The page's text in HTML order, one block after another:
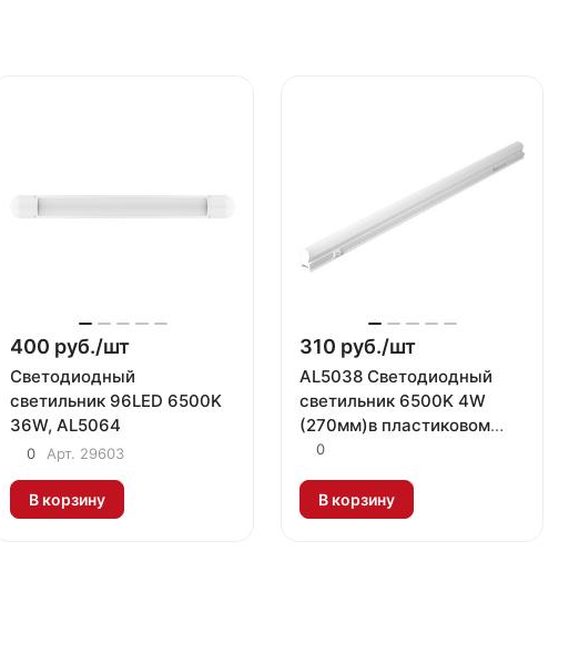
400 руб./шт
Светодиодный
светильник 96LED 6500K
36W, AL5064
0 Арт. 29603
В корзину
310 руб./шт
AL5038 Светодиодный
светильник 6500K 4W
(270мм)в пластиковом
корпусе с выключателем
0
В корзину